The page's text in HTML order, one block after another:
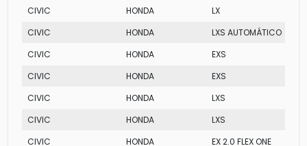
CIVIC
HONDA
LX
CIVIC
HONDA
LXS AUTOMÁTICO
CIVIC
HONDA
EXS
CIVIC
HONDA
EXS
CIVIC
HONDA
LXS
CIVIC
HONDA
LXS
CIVIC
HONDA
EX 2.0 FLEX ONE